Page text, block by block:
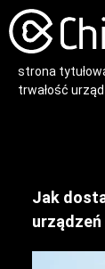
strona
trwałość
Jak
urządzeń